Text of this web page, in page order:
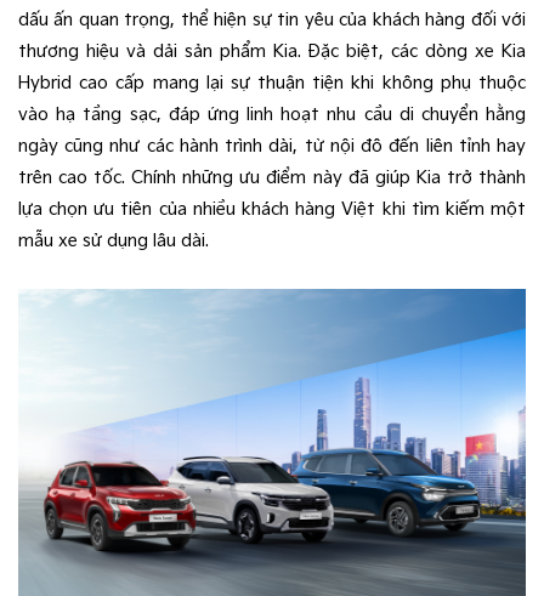
dấu ấn quan trọng, thể hiện sự tin yêu của khách hàng đối với
thương hiệu và dải sản phẩm Kia. Đặc biệt, các dòng xe Kia
Hybrid cao cấp mang lại sự thuận tiện khi không phụ thuộc
vào hạ tầng sạc, đáp ứng linh hoạt nhu cầu di chuyển hằng
ngày cũng như các hành trình dài, từ nội đô đến liên tỉnh hay
trên cao tốc. Chính những ưu điểm này đã giúp Kia trở thành
lựa chọn ưu tiên của nhiều khách hàng Việt khi tìm kiếm một
mẫu xe sử dụng lâu dài.